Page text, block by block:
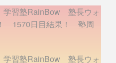
習塾RainBow 塾長ウォ
1570日目結果！ 塾周
習塾RainBow 塾長ウォ